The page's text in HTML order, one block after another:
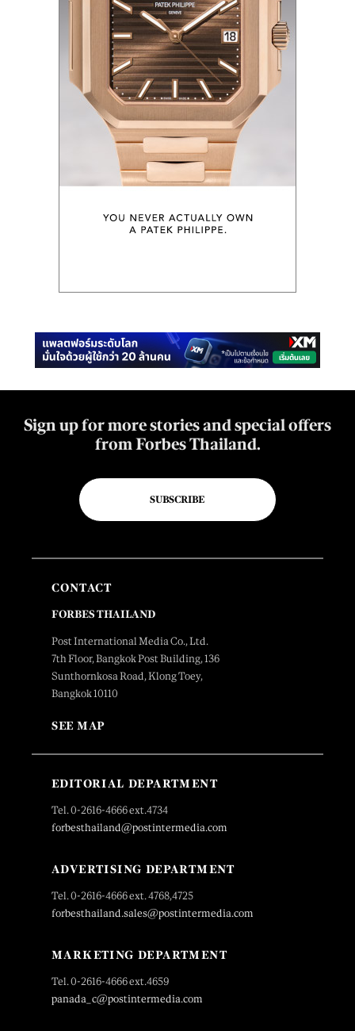
Sign up for more stories and special offers
from Forbes Thailand.
SUBSCRIBE
CONTACT
FORBES THAILAND
Post International Media Co., Ltd.
7th Floor, Bangkok Post Building, 136
Sunthornkosa Road, Klong Toey,
Bangkok 10110
SEE MAP
EDITORIAL DEPARTMENT
Tel. 0-2616-4666 ext.4734
forbesthailand@postintermedia.com
ADVERTISING DEPARTMENT
Tel. 0-2616-4666 ext. 4768,4725
forbesthailand.sales@postintermedia.com
MARKETING DEPARTMENT
Tel. 0-2616-4666 ext.4659
panada_c@postintermedia.com